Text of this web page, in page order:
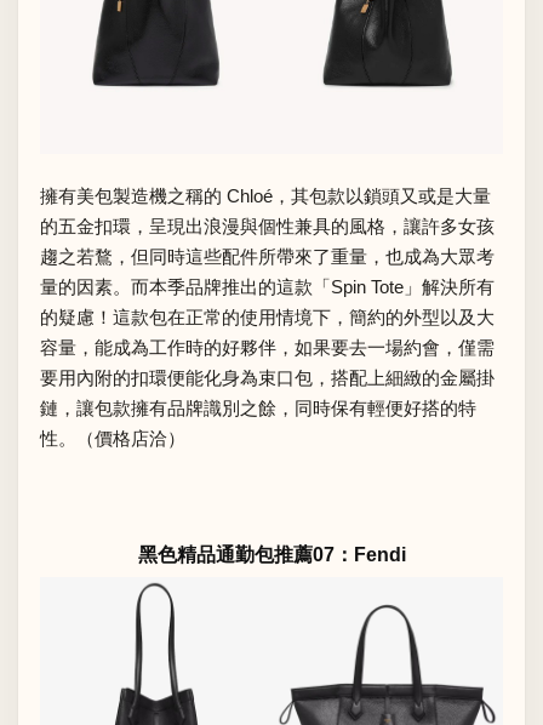
擁有美包製造機之稱的 Chloé，其包款以鎖頭又或是大量
的五金扣環，呈現出浪漫與個性兼具的風格，讓許多女孩
趨之若鶩，但同時這些配件所帶來了重量，也成為大眾考
量的因素。而本季品牌推出的這款「Spin Tote」解決所有
的疑慮！這款包在正常的使用情境下，簡約的外型以及大
容量，能成為工作時的好夥伴，如果要去一場約會，僅需
要用內附的扣環便能化身為束口包，搭配上細緻的金屬掛
鏈，讓包款擁有品牌識別之餘，同時保有輕便好搭的特
性。（價格店洽）
黑色精品通勤包推薦07：Fendi